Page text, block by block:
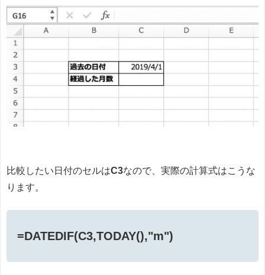
比較したい日付のセルはC3なので、実際の計算式はこうな
ります。
=DATEDIF(C3,TODAY(),"m")